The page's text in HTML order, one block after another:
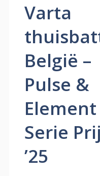
Varta
België –
Pulse &
Element
Serie
’25